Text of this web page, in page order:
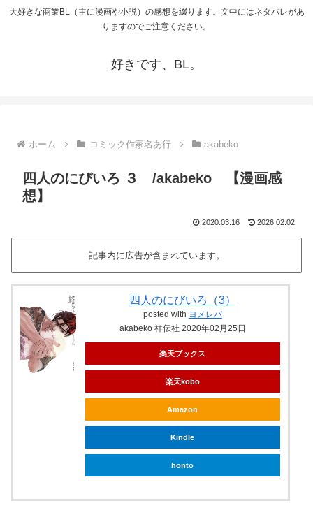
大好きな商業BL（主に漫画や小説）の感想を綴ります。文中にはネタバレがあ
りますのでご注意ください。
好きです、BL。
ホーム コミック作家名あ行 akabeko
四人のにびいろ ３ /akabeko 【漫画感
想】
2020.03.16 2026.02.02
記事内に広告が含まれています。
四人のにびいろ（3）
posted with ヨメレバ
akabeko 祥伝社 2020年02月25日
楽天ブックス
楽天kobo
Amazon
Kindle
honto